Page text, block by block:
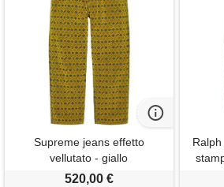
Supreme jeans effetto
vellutato - giallo
520,00 €